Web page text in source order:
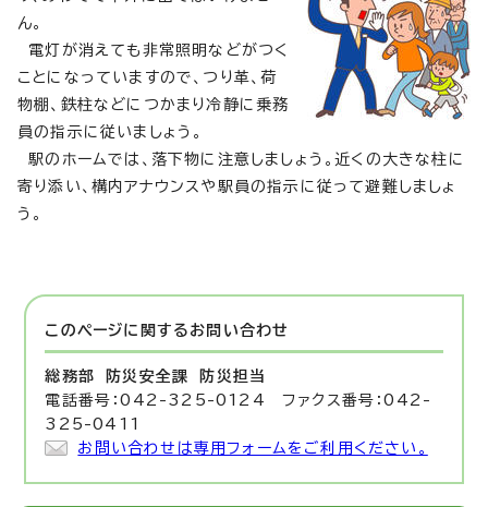
ん。
電灯が消えても非常照明などがつく
ことになっていますので、つり革、荷
物棚、鉄柱などにつかまり冷静に乗務
員の指示に従いましょう。
駅のホームでは、落下物に注意しましょう。近くの大きな柱に
寄り添い、構内アナウンスや駅員の指示に従って避難しましょ
う。
このページに関する お問い合わせ
総務部 防災安全課 防災担当
電話番号：042-325-0124 ファクス番号：042-
325-0411
お問い合わせは専用フォームをご利用ください。